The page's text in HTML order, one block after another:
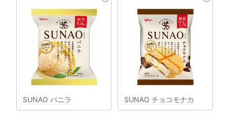
SUNAO バニラ SUNAO チョコモナカ